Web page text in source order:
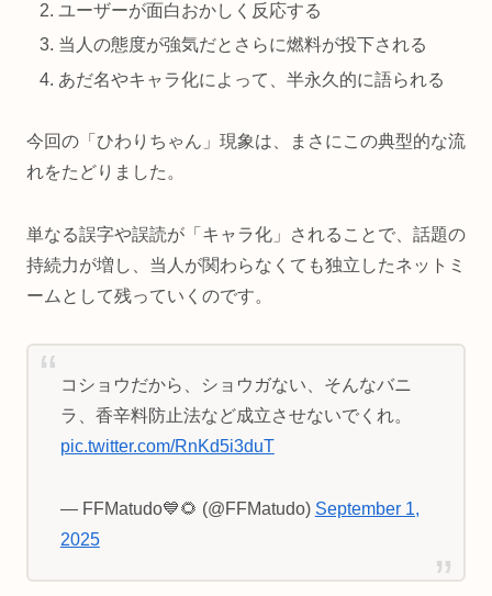
ユーザーが面白おかしく反応する
当人の態度が強気だとさらに燃料が投下される
あだ名やキャラ化によって、半永久的に語られる
今回の「ひわりちゃん」現象は、まさにこの典型的な流
れをたどりました。
単なる誤字や誤読が「キャラ化」されることで、話題の
持続力が増し、当人が関わらなくても独立したネットミ
ームとして残っていくのです。
コショウだから、ショウガない、そんなバニ
ラ、香辛料防止法など成立させないでくれ。
pic.twitter.com/RnKd5i3duT
— FFMatudo💙🌻 (@FFMatudo) September 1,
2025